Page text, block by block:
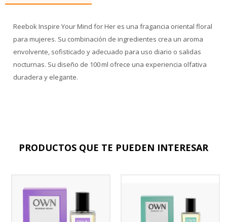
Reebok Inspire Your Mind for Her es una fragancia oriental floral
para mujeres. Su combinación de ingredientes crea un aroma
envolvente, sofisticado y adecuado para uso diario o salidas
nocturnas. Su diseño de 100 ml ofrece una experiencia olfativa
duradera y elegante.
PRODUCTOS QUE TE PUEDEN INTERESAR